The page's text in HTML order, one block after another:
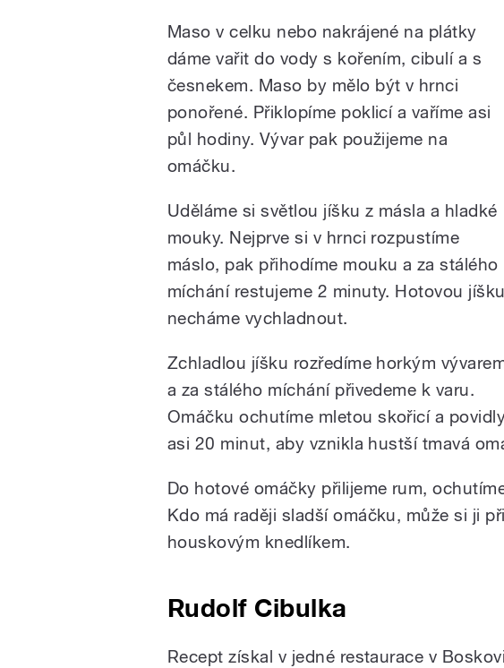
Maso v celku nebo nakrájené na plátky
dáme vařit do vody s kořením, cibulí a s
česnekem. Maso by mělo být v hrnci
ponořené. Přiklopíme poklicí a vaříme asi
půl hodiny. Vývar pak použijeme na
omáčku.
Uděláme si světlou jíšku z másla a hladké
mouky. Nejprve si v hrnci rozpustíme
máslo, pak přihodíme mouku a za stálého
míchání restujeme 2 minuty. Hotovou jíšku
necháme vychladnout.
Zchladlou jíšku rozředíme horkým
a za stálého míchání přivedeme k varu.
Omáčku ochutíme mletou skořicí a
asi 20 minut, aby vznikla hustší tmavá
Do hotové omáčky přilijeme rum,
Kdo má raději sladší omáčku, může si ji
houskovým knedlíkem.
Rudolf Cibulka
Recept získal v jedné restaurace v